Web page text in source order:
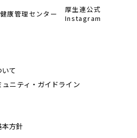
厚生連公式
Instagram
て
ニティ・ガイドライン
方針